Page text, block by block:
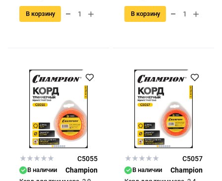
В корзину В корзину
C5055
В наличии Champion
C5057
В наличии Champion